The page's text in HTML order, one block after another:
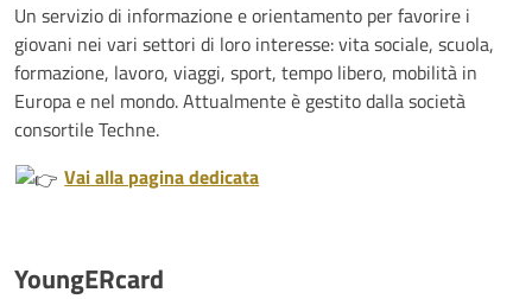
Un servizio di informazione e orientamento per favorire i
giovani nei vari settori di loro interesse: vita sociale, scuola,
formazione, lavoro, viaggi, sport, tempo libero, mobilità in
Europa e nel mondo. Attualmente è gestito dalla società
consortile Techne.
Vai alla pagina dedicata
YoungERcard